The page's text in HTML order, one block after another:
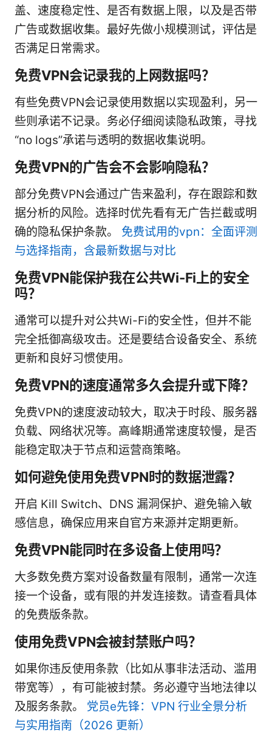
盖、速度稳定性、是否有数据上限，以及是否带
广告或数据收集。最好先做小规模测试，评估是
否满足日常需求。
免费VPN会记录我的上网数据吗？
有些免费VPN会记录使用数据以实现盈利，另一
些则承诺不记录。务必仔细阅读隐私政策，寻找
“no logs”承诺与透明的数据收集说明。
免费VPN的广告会不会影响隐私？
部分免费VPN会通过广告来盈利，存在跟踪和数
据分析的风险。选择时优先看有无广告拦截或明
确的隐私保护条款。 免费试用的vpn：全面评测
与选择指南，含最新数据与对比
免费VPN能保护我在公共Wi-Fi上的安全
吗？
通常可以提升对公共Wi-Fi的安全性，但并不能
完全抵御高级攻击。还是要结合设备安全、系统
更新和良好习惯使用。
免费VPN的速度通常多久会提升或下降？
免费VPN的速度波动较大，取决于时段、服务器
负载、网络状况等。高峰期通常速度较慢，是否
能稳定取决于节点和运营商策略。
如何避免使用免费VPN时的数据泄露？
开启 Kill Switch、DNS 漏洞保护、避免输入敏
感信息，确保应用来自官方来源并定期更新。
免费VPN能同时在多设备上使用吗？
大多数免费方案对设备数量有限制，通常一次连
接一个设备，或有限的并发连接数。请查看具体
的免费版条款。
使用免费VPN会被封禁账户吗？
如果你违反使用条款（比如从事非法活动、滥用
带宽等），有可能被封禁。务必遵守当地法律以
及服务条款。 党员e先锋：VPN 行业全景分析
与实用指南（2026 更新）